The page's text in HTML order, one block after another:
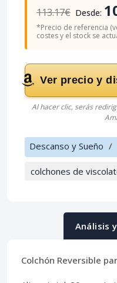
113.17€ Desde:
*Precio de referencia
costes y el stock se
Ver precio y
Al hacer clic, serás
Descanso y Sueño /
colchones de
Análisis
Colchón Reversible